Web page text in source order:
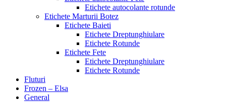
Etichete autocolante rotunde
Etichete Marturii Botez
Etichete Baieti
Etichete Dreptunghiulare
Etichete Rotunde
Etichete Fete
Etichete Dreptunghiulare
Etichete Rotunde
Fluturi
Frozen – Elsa
General